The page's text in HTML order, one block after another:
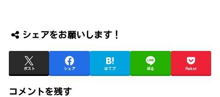
シェアをお願いします！
ポスト シェア はてブ 送る Pocket
コメントを残す